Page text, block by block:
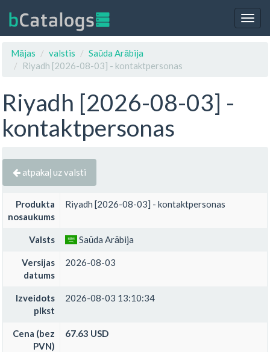
Mājas
valstis
Saūda Arābija
Riyadh [2026-08-03] - kontaktpersonas
Riyadh [2026-08-03] -
kontaktpersonas
atpakaļ uz valsti
Produkta
nosaukums
Riyadh [2026-08-03] - kontaktpersonas
Valsts Saūda Arābija
Versijas
datums
2026-08-03
Izveidots
plkst
2026-08-03 13:10:34
Cena (bez
PVN)
67.63 USD